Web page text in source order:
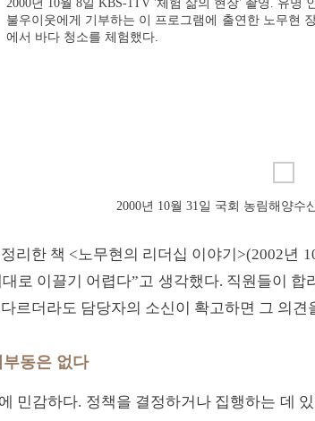
2000년 10월 8일 KBS-1TV '체험 삶의 현장' 촬영. 유명
불우이웃에게 기부하는 이 프로그램에 출연한 노무현
에서 바다 청소를 체험했다.
2000년 10월 31일 국회 농림해양수
리한 책 <노무현의 리더십 이야기>(2002년
로 이끌기 어렵다”고 생각했다. 직원들이
르더라도 담당자의 소신이 확고하면 그 의견
동은 없다
민감하다. 정책을 결정하거나 집행하는 데